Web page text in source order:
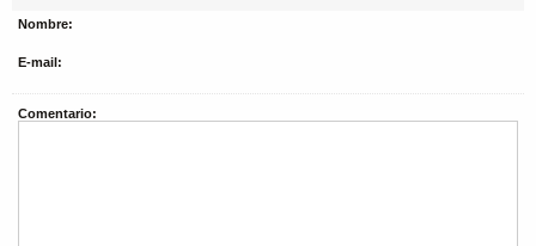
Nombre:
E-mail:
Comentario: